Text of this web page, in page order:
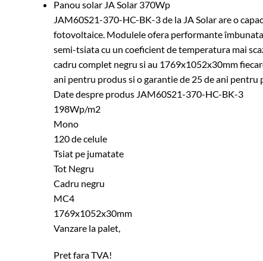
Panou solar JA Solar 370Wp
JAM60S21-370-HC-BK-3 de la JA Solar are o
fotovoltaice. Modulele ofera performante
semi-tsiata cu un coeficient de temperatura mai
cadru complet negru si au 1769x1052x30mm
ani pentru produs si o garantie de 25 de ani pentru
Date despre produs JAM60S21-370-HC-BK-3
198Wp/m2
Mono
120 de celule
Tsiat pe jumatate
Tot Negru
Cadru negru
MC4
1769x1052x30mm
Vanzare la palet,
Pret fara TVA!